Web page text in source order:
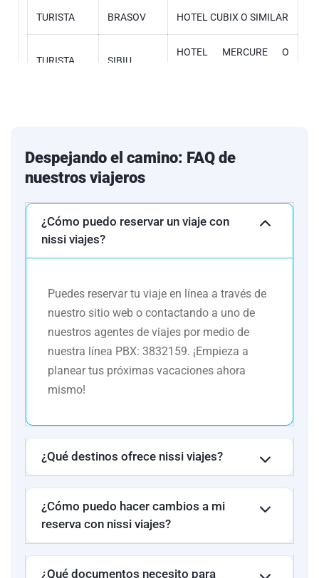
TURISTA BRASOV HOTEL CUBIX O SIMILAR
TURISTA SIBIU
HOTEL MERCURE O
SIMILAR
establecimientos similares o alternativos en la misma
categoría.
Despejando el camino: FAQ de
nuestros viajeros
¿Cómo puedo reservar un viaje con
nissi viajes?
Puedes reservar tu viaje en línea a través de
nuestro sitio web o contactando a uno de
nuestros agentes de viajes por medio de
nuestra línea PBX: 3832159. ¡Empieza a
planear tus próximas vacaciones ahora
mismo!
¿Qué destinos ofrece nissi viajes?
¿Cómo puedo hacer cambios a mi
reserva con nissi viajes?
¿Qué documentos necesito para